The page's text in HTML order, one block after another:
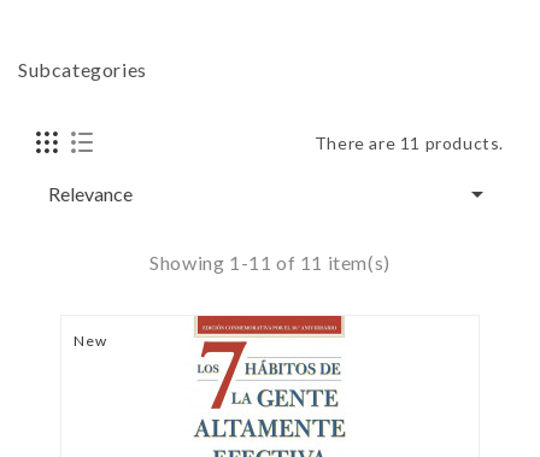
Subcategories
There are 11 products.
Relevance 
Showing 1-11 of 11 item(s)
New